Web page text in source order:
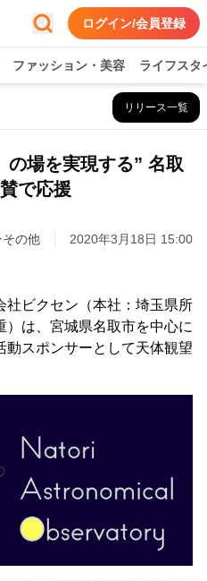
ログイン/会員登録
ファッション・美容 ライフスタ
リリース一覧
の場を実現する” 名取
で応援
その他 2020年3月18日 15:00
社ビクセン（本社：埼玉県所
は、宮城県名取市を中心に
スポンサーとして天体観望